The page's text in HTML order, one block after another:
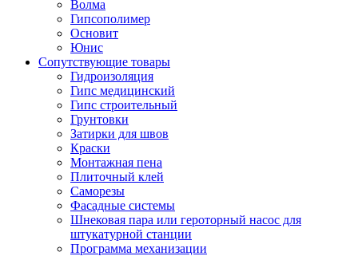
Волма
Гипсополимер
Основит
Юнис
Сопутствующие товары
Гидроизоляция
Гипс медицинский
Гипс строительный
Грунтовки
Затирки для швов
Краски
Монтажная пена
Плиточный клей
Саморезы
Фасадные системы
Шнековая пара или героторный насос для
штукатурной станции
Программа механизации